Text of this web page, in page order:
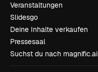
Veranstaltungen
Slidesgo
Deine Inhalte verkaufen
Pressesaal
Suchst du nach magnific.ai